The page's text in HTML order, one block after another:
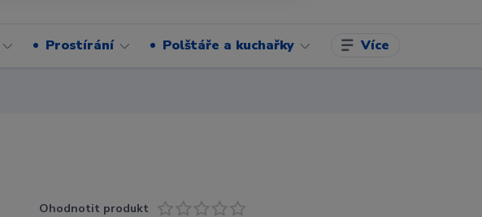
Prostírání Polštáře a kuchařky Více
Ohodnotit produkt